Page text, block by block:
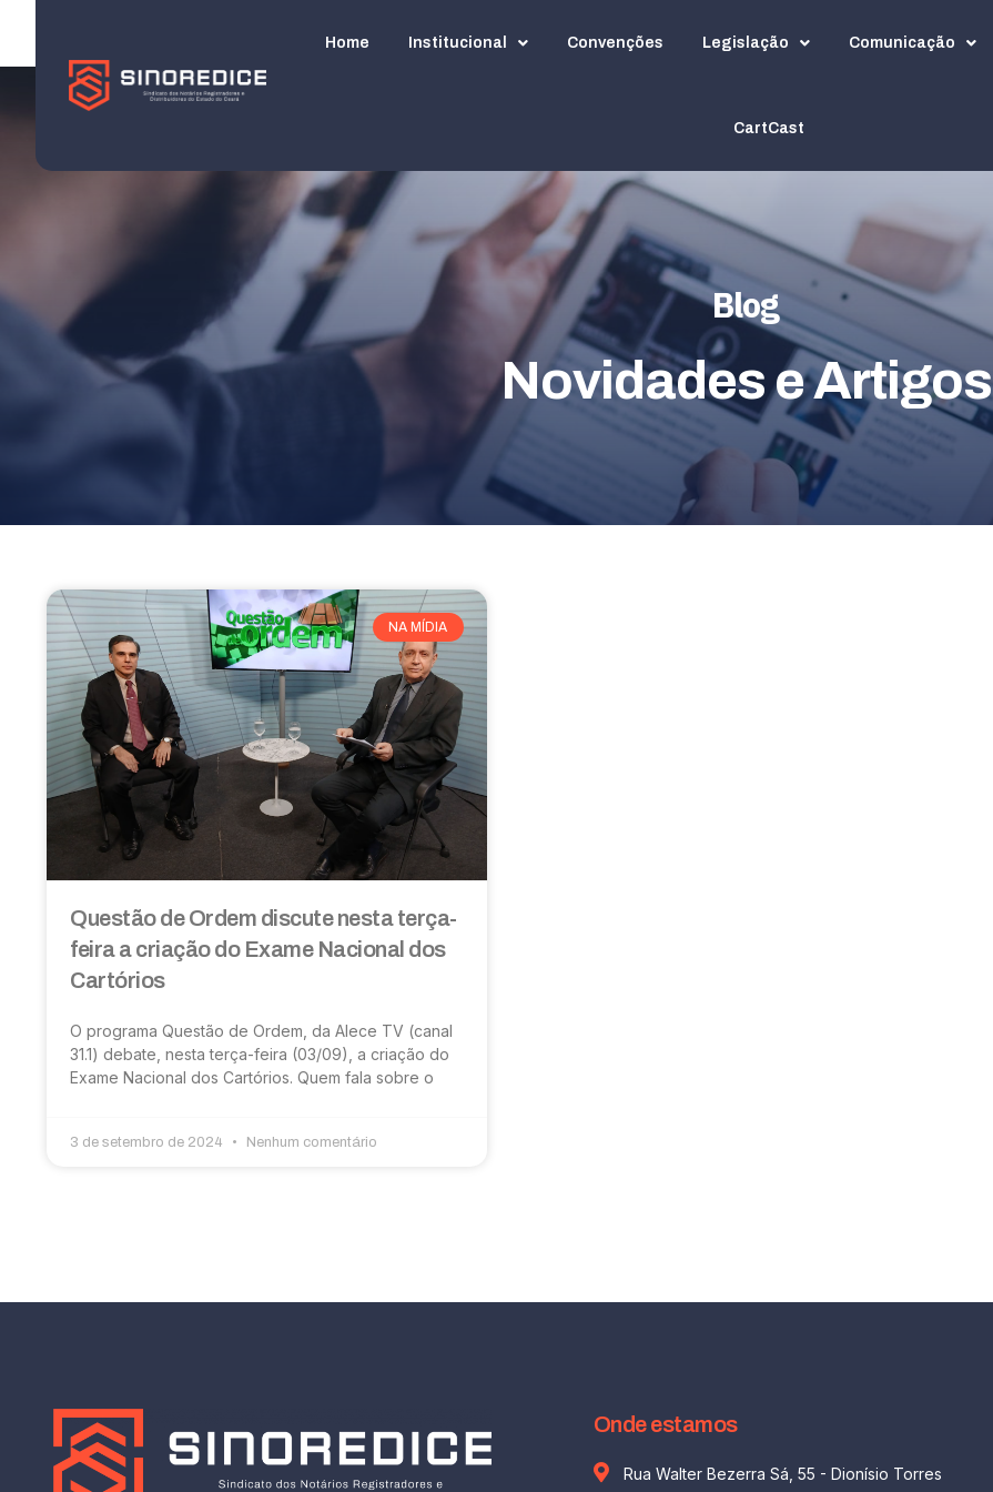
Home Institucional Convenções Legislação Comunicação
CartCast
Blog
Novidades e Artigos
NA MÍDIA
Questão de Ordem discute nesta terça-
feira a criação do Exame Nacional dos
Cartórios
O programa Questão de Ordem, da Alece TV (canal
31.1) debate, nesta terça-feira (03/09), a criação do
Exame Nacional dos Cartórios. Quem fala sobre o
3 de setembro de 2024 Nenhum comentário
Onde estamos
Rua Walter Bezerra Sá, 55 - Dionísio Torres